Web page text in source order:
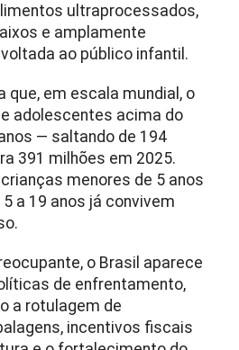
ultraprocessados,
e amplamente
ao público infantil.
que, em escala mundial, o
adolescentes acima do
— saltando de 194
391 milhões em 2025.
menores de 5 anos
a 19 anos já convivem
o Brasil aparece
de enfrentamento,
a rotulagem de
incentivos fiscais